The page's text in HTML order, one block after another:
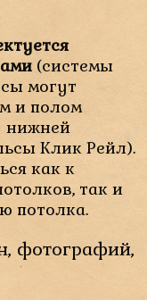
(системы
могут
и полом
нижней
Клик Рейл).
как к
так и
потолка.
фотографий,